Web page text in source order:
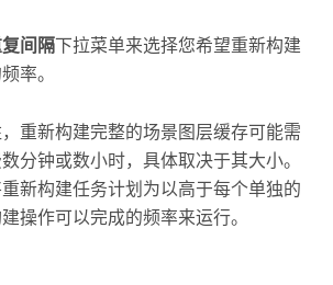
间隔下拉菜单来选择您希望重新构建
率。
重新构建完整的场景图层缓存可能需
分钟或数小时，具体取决于其大小。
新构建任务计划为以高于每个单独的
操作可以完成的频率来运行。